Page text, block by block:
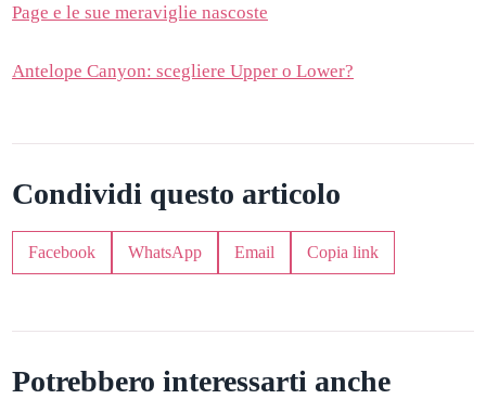
Page e le sue meraviglie nascoste
Antelope Canyon: scegliere Upper o Lower?
Condividi questo articolo
Facebook WhatsApp Email Copia link
Potrebbero interessarti anche